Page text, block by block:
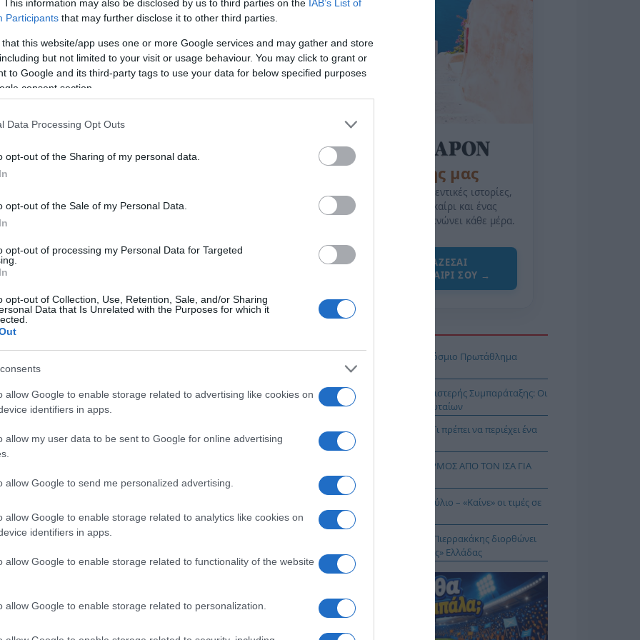
This information may also be disclosed by us to third parties on the IAB’s List of
Participants that may further disclose it to other third parties.
that this website/app uses one or more Google services and may gather and store
but not limited to your visit or usage behaviour. You may click to grant or
to Google and its third-party tags to use your data for below specified purposes
consent section.
Data Processing Opt Outs
opt-out of the Sharing of my personal data.
opt-out of the Sale of my Personal Data.
opt-out of processing my Personal Data for Targeted
opt-out of Collection, Use, Retention, Sale, and/or Sharing
Data that Is Unrelated with the Purposes for which it
allow Google to enable storage related to advertising like cookies on
identifiers in apps.
allow my user data to be sent to Google for online advertising
allow Google to send me personalized advertising.
allow Google to enable storage related to analytics like cookies on
identifiers in apps.
allow Google to enable storage related to functionality of the website
allow Google to enable storage related to personalization.
Χωνάκι ή κυπελλάκι; Σε αυτά τα 5
Αυτά είναι τα 4 prints στα μαγιό που θα
Το kitchen trick που κάθε foodie πρέπει
να ξέρει
Τηλεοπτικά «Μαγειρέματα», Ψηφιακοί
της Ζωής μας
Οι άνθρωποι, οι αυθεντικές ιστορίες,
το ελληνικό καλοκαίρι και ένας
πολιτισμός που μας ενώνει κάθε μέρα.
ΌΣΑ ΧΡΕΙΆΖΕΣΑΙ
ΓΙΑ ΤΟ ΚΑΛΟΚΑΊΡΙ ΣΟΥ →
Ιππασία – Η Ελλάδα στο Παγκόσμιο Πρωτάθλημα
Ιππασίας!
Ανακοίνωση της Ελληνικής Αριστερής Συμπαράταξης: Οι
«άριστοι» τελευταίοι των τελευταίων
Ελληνικός Ερυθρός Σταυρός: Τι πρέπει να περιέχει ένα
φαρμακείο διακοπών
ΙΟΣ ΔΥΤΙΚΟΥ ΝΕΙΛΟΥ: ΣΥΝΑΓΕΡΜΟΣ ΑΠΟ ΤΟΝ ΙΣΑ ΓΙΑ
ΤΗΝ ΑΤΤΙΚΗ
Πληθωρισμός: Στο 3,4% τον Ιούλιο – «Καίνε» οι τιμές σε
στέγη και καύσιμα
Το… Δικαίωμα στη Σιωπή…: Ο Πιερρακάκης διορθώνει
την εικόνα μιας «διεφθαρμένης» Ελλάδας